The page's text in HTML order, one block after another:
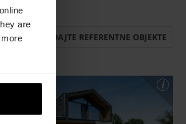
are
POGLEDAJTE REFERENTNE OBJEKTE